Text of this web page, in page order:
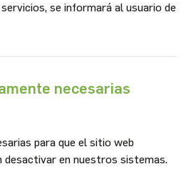
se informará al usuario de
necesarias
para que el sitio web
desactivar en nuestros sistemas.